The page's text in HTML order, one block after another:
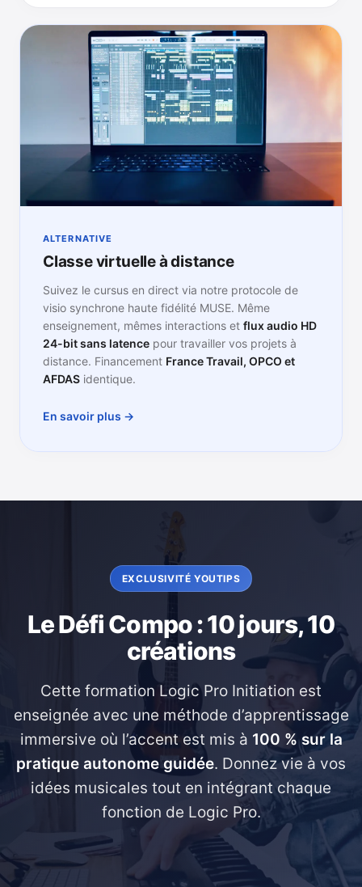
ALTERNATIVE
Classe virtuelle à distance
Suivez le cursus en direct via notre protocole de
visio synchrone haute fidélité MUSE. Même
enseignement, mêmes interactions et flux audio HD
24-bit sans latence pour travailler vos projets à
distance. Financement France Travail, OPCO et
AFDAS identique.
En savoir plus →
EXCLUSIVITÉ YOUTIPS
Le Défi Compo : 10 jours, 10
créations
Cette formation Logic Pro Initiation est
enseignée avec une méthode d’apprentissage
immersive où l’accent est mis à 100 % sur la
pratique autonome guidée. Donnez vie à vos
idées musicales tout en intégrant chaque
fonction de Logic Pro.